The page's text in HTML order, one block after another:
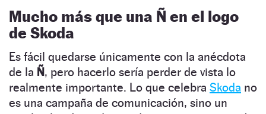
Mucho más que una Ñ en el logo
de Skoda
Es fácil quedarse únicamente con la anécdota
de la Ñ, pero hacerlo sería perder de vista lo
realmente importante. Lo que celebra Skoda no
es una campaña de comunicación, sino un